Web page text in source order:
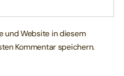
und Website in diesem
Kommentar speichern.